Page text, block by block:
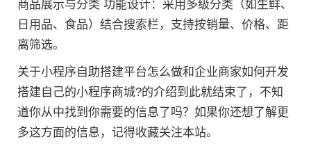
商品展示与分类 功能设计：采用多级分类（如生鲜、
日用品、食品）结合搜索栏，支持按销量、价格、距
离筛选。
关于小程序自助搭建平台怎么做和企业商家如何开发
搭建自己的小程序商城?的介绍到此就结束了，不知
道你从中找到你需要的信息了吗？如果你还想了解更
多这方面的信息，记得收藏关注本站。